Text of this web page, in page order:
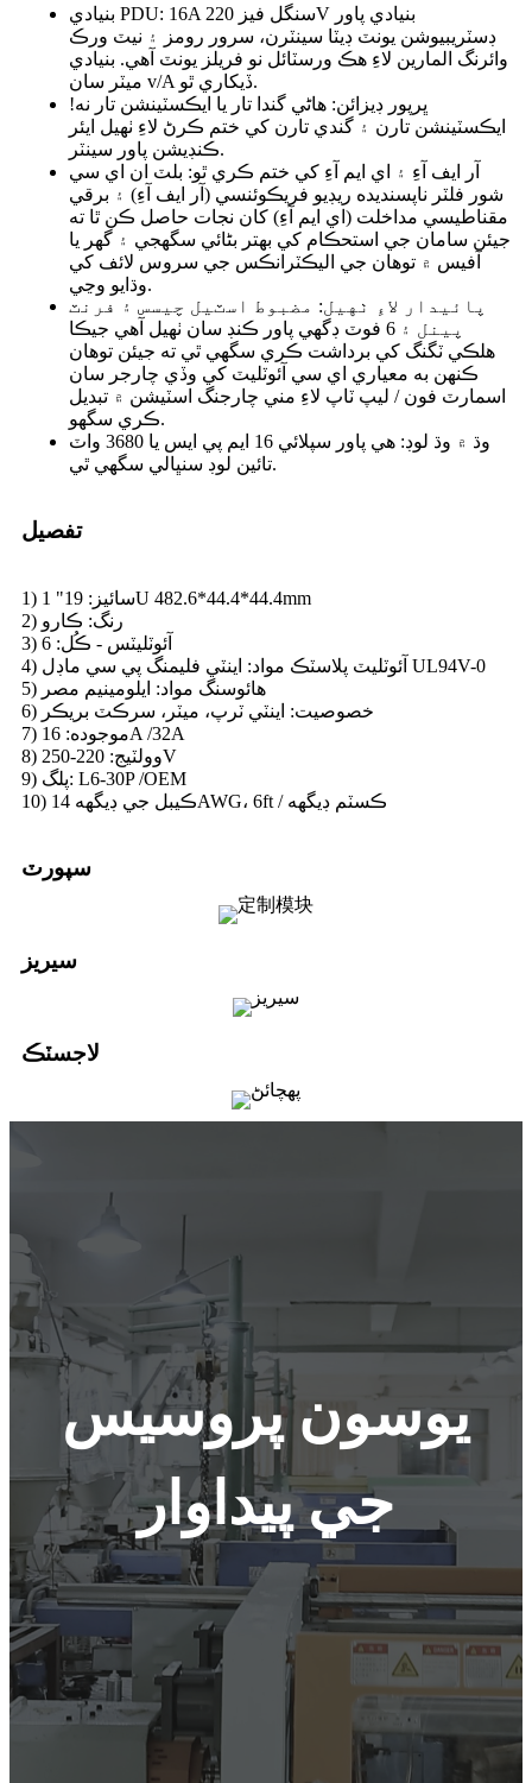
بنيادي PDU: 16A سنگل فيز 220V بنيادي پاور
ڊسٽريبيوشن يونٽ ڊيٽا سينٽرن، سرور رومز ۽ نيٽ ورڪ
وائرنگ المارين لاءِ هڪ ورسٽائل نو فريلز يونٽ آهي. بنيادي
ميٽر سان v/A ڏيکاري ٿو.
ڀرپور ڊيزائن: هاڻي گندا تار يا ايڪسٽينشن تار نه!
ايڪسٽينشن تارن ۽ گندي تارن کي ختم ڪرڻ لاءِ ٺهيل ايئر
ڪنڊيشن پاور سينٽر.
آر ايف آءِ ۽ اي ايم آءِ کي ختم ڪري ٿو: بلٽ ان اي سي
شور فلٽر ناپسنديده ريڊيو فريڪوئنسي (آر ايف آءِ) ۽ برقي
مقناطيسي مداخلت (اي ايم آءِ) کان نجات حاصل ڪن ٿا ته
جيئن سامان جي استحڪام کي بهتر بڻائي سگهجي ۽ گهر يا
آفيس ۾ توهان جي اليڪٽرانڪس جي سروس لائف کي
وڌايو وڃي.
پائيدار لاءِ ٺهيل: مضبوط اسٽيل چيسس ۽ فرنٽ
پينل ۽ 6 فوٽ ڊگهي پاور ڪنڊ سان ٺهيل آهي جيڪا
هلڪي ٽگنگ کي برداشت ڪري سگهي ٿي ته جيئن توهان
ڪنهن به معياري اي سي آئوٽليٽ کي وڏي چارجر سان
اسمارٽ فون / ليپ ٽاپ لاءِ مني چارجنگ اسٽيشن ۾ تبديل
ڪري سگهو.
وڌ ۾ وڌ لوڊ: هي پاور سپلائي 16 ايم پي ايس يا 3680 واٽ
تائين لوڊ سنڀالي سگهي ٿي.
تفصيل
1) سائيز: 19" 1U 482.6*44.4*44.4mm
2) رنگ: ڪارو
3) آئوٽليٽس - ڪُل: 6
4) آئوٽليٽ پلاسٽڪ مواد: اينٽي فليمنگ پي سي ماڊل UL94V-0
5) هائوسنگ مواد: ايلومينيم مصر
6) خصوصيت: اينٽي ٽرپ، ميٽر، سرڪٽ بريڪر
7) موجوده: 16A /32A
8) وولٽيج: 220-250V
9) پلگ: L6-30P /OEM
10) ڪيبل جي ڊيگهه 14AWG، 6ft / ڪسٽم ڊيگهه
سپورٽ
سيريز
لاجسٽڪ
يوسون پروسيس
جي پيداوار